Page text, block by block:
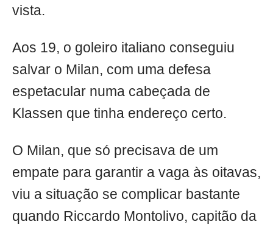
vista.
Aos 19, o goleiro italiano conseguiu
salvar o Milan, com uma defesa
espetacular numa cabeçada de
Klassen que tinha endereço certo.
O Milan, que só precisava de um
empate para garantir a vaga às oitavas,
viu a situação se complicar bastante
quando Riccardo Montolivo, capitão da